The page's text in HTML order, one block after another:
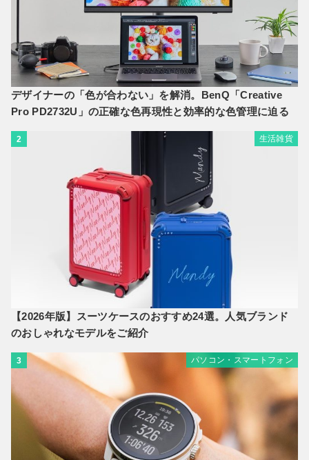
デザイナーの「色が合わない」を解消。BenQ「Creative
Pro PD2732U」の正確な色再現性と効率的な色管理に迫る
2 生活雑貨
【2026年版】スーツケースのおすすめ24選。人気ブランド
のおしゃれなモデルをご紹介
3 パソコン・スマートフォン